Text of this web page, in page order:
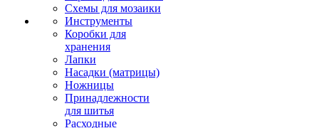
Схемы для мозаики
Инструменты
Коробки для
хранения
Лапки
Насадки (матрицы)
Ножницы
Принадлежности
для шитья
Расходные